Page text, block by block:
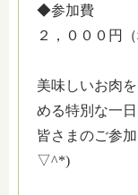
◆参加費
２，０００円（
美味しいお肉
める特別な
皆さまのご参
▽^*)